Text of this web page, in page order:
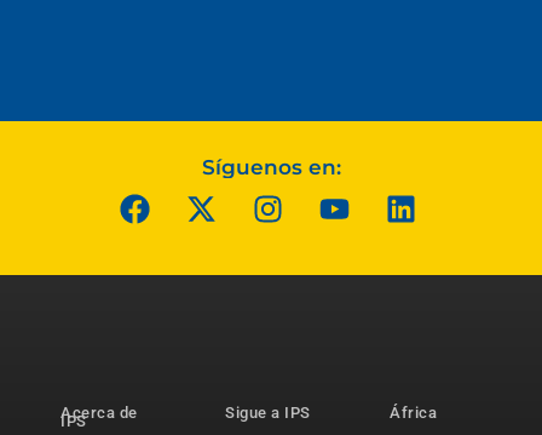
Síguenos en:
Acerca de
IPS
Sigue a IPS
África